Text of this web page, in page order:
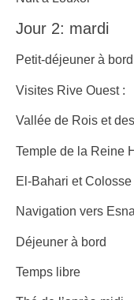
Jour 2: mardi
Petit-déjeuner à bord
Visites Rive Ouest :
Vallée de Rois et
Temple de la Reine
El-Bahari et
Navigation vers
Déjeuner à bord
Temps libre